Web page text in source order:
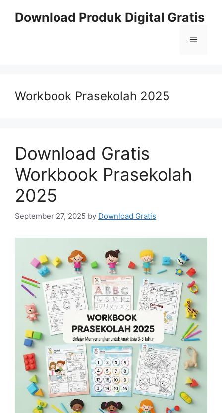
Download Produk Digital Gratis
Menu
Workbook Prasekolah 2025
Download Gratis
Workbook Prasekolah
2025
September 27, 2025 by Download Gratis